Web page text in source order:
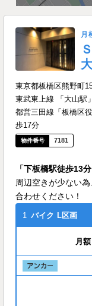
月
東京都板橋区熊野町
東武東上線 「大山駅
都営三田線「板橋区
歩17分
7181
「下板橋駅徒歩13
周辺空きが少ない
合わせください！
1 バイク L区画
月額